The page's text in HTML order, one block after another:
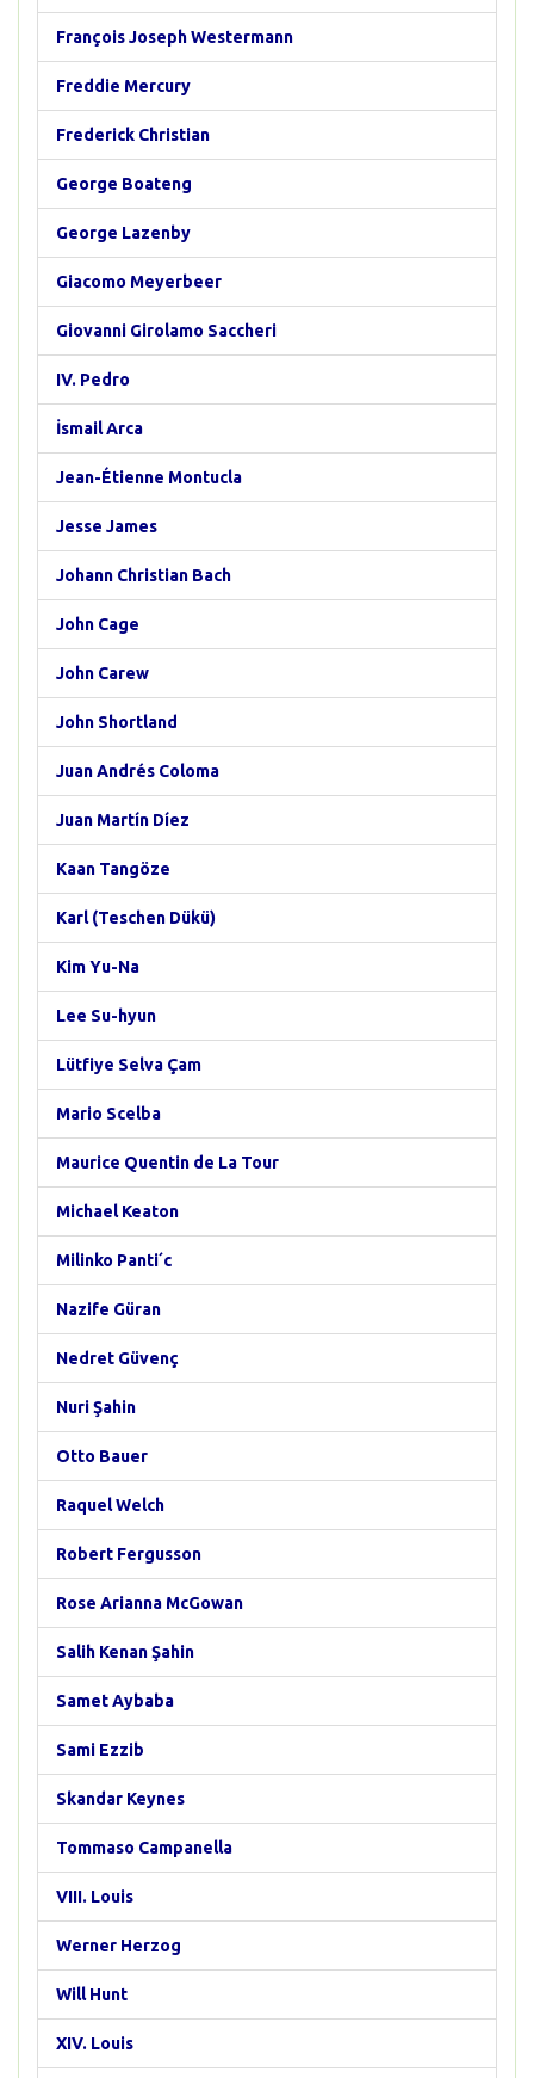
François Joseph Westermann
Freddie Mercury
Frederick Christian
George Boateng
George Lazenby
Giacomo Meyerbeer
Giovanni Girolamo Saccheri
IV. Pedro
İsmail Arca
Jean-Étienne Montucla
Jesse James
Johann Christian Bach
John Cage
John Carew
John Shortland
Juan Andrés Coloma
Juan Martín Díez
Kaan Tangöze
Karl (Teschen Dükü)
Kim Yu-Na
Lee Su-hyun
Lütfiye Selva Çam
Mario Scelba
Maurice Quentin de La Tour
Michael Keaton
Milinko Panti´c
Nazife Güran
Nedret Güvenç
Nuri Şahin
Otto Bauer
Raquel Welch
Robert Fergusson
Rose Arianna McGowan
Salih Kenan Şahin
Samet Aybaba
Sami Ezzib
Skandar Keynes
Tommaso Campanella
VIII. Louis
Werner Herzog
Will Hunt
XIV. Louis